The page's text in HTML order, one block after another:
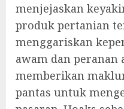
menjejaskan
produk pertanian
menggariskan
awam dan peranan
memberikan
pantas untuk